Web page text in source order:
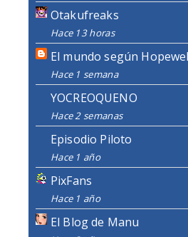
Otakufreaks
Hace 13 horas
El mundo según
Hace 1 semana
YOCREOQUENO
Hace 2 semanas
Episodio Piloto
Hace 1 año
PixFans
Hace 1 año
El Blog de Manu